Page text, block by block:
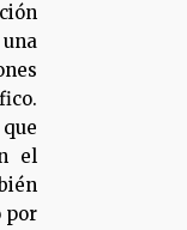
el
por